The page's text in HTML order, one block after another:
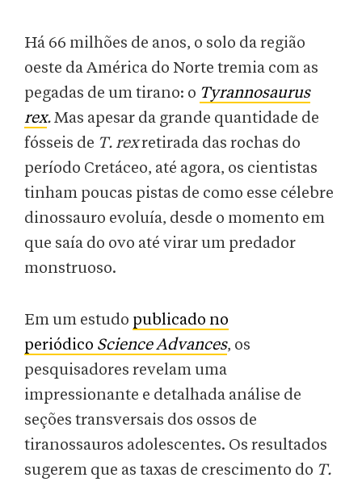
Há 66 milhões de anos, o solo da região
oeste da América do Norte tremia com as
pegadas de um tirano: o Tyrannosaurus
rex.Mas apesar da grande quantidade de
fósseis de T. rexretirada das rochas do
período Cretáceo, até agora, os cientistas
tinham poucas pistas de como esse célebre
dinossauro evoluía, desde o momento em
que saía do ovo até virar um predador
monstruoso.
Em um estudo publicado no
periódico Science Advances, os
pesquisadores revelam uma
impressionante e detalhada análise de
seções transversais dos ossos de
tiranossauros adolescentes. Os resultados
sugerem que as taxas de crescimento do T.